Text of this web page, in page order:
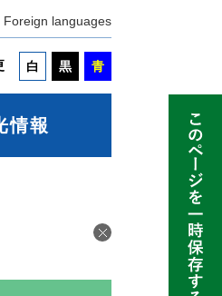
Foreign languages
白 黒 青
情報